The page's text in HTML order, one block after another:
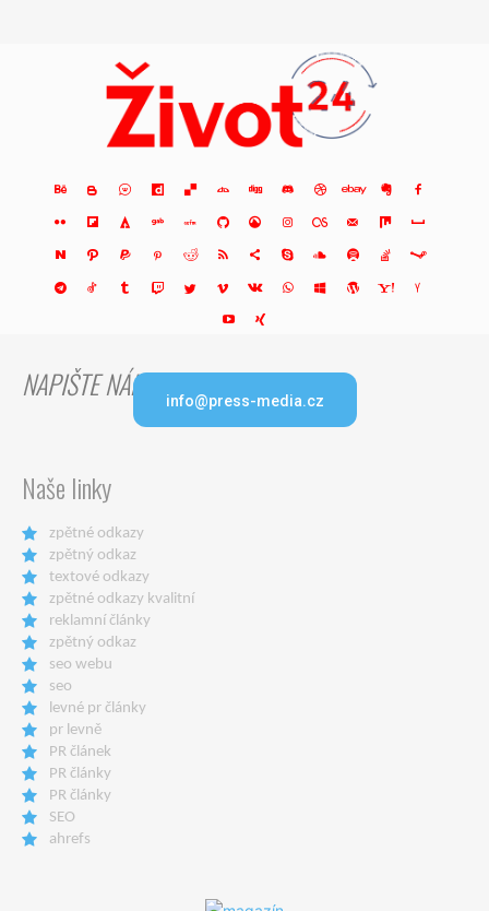
NAPIŠTE NÁM info@press-media.cz
Naše linky
zpětné odkazy
zpětný odkaz
textové odkazy
zpětné odkazy kvalitní
reklamní články
zpětný odkaz
seo webu
seo
levné pr články
pr levně
PR článek
PR články
PR články
SEO
ahrefs